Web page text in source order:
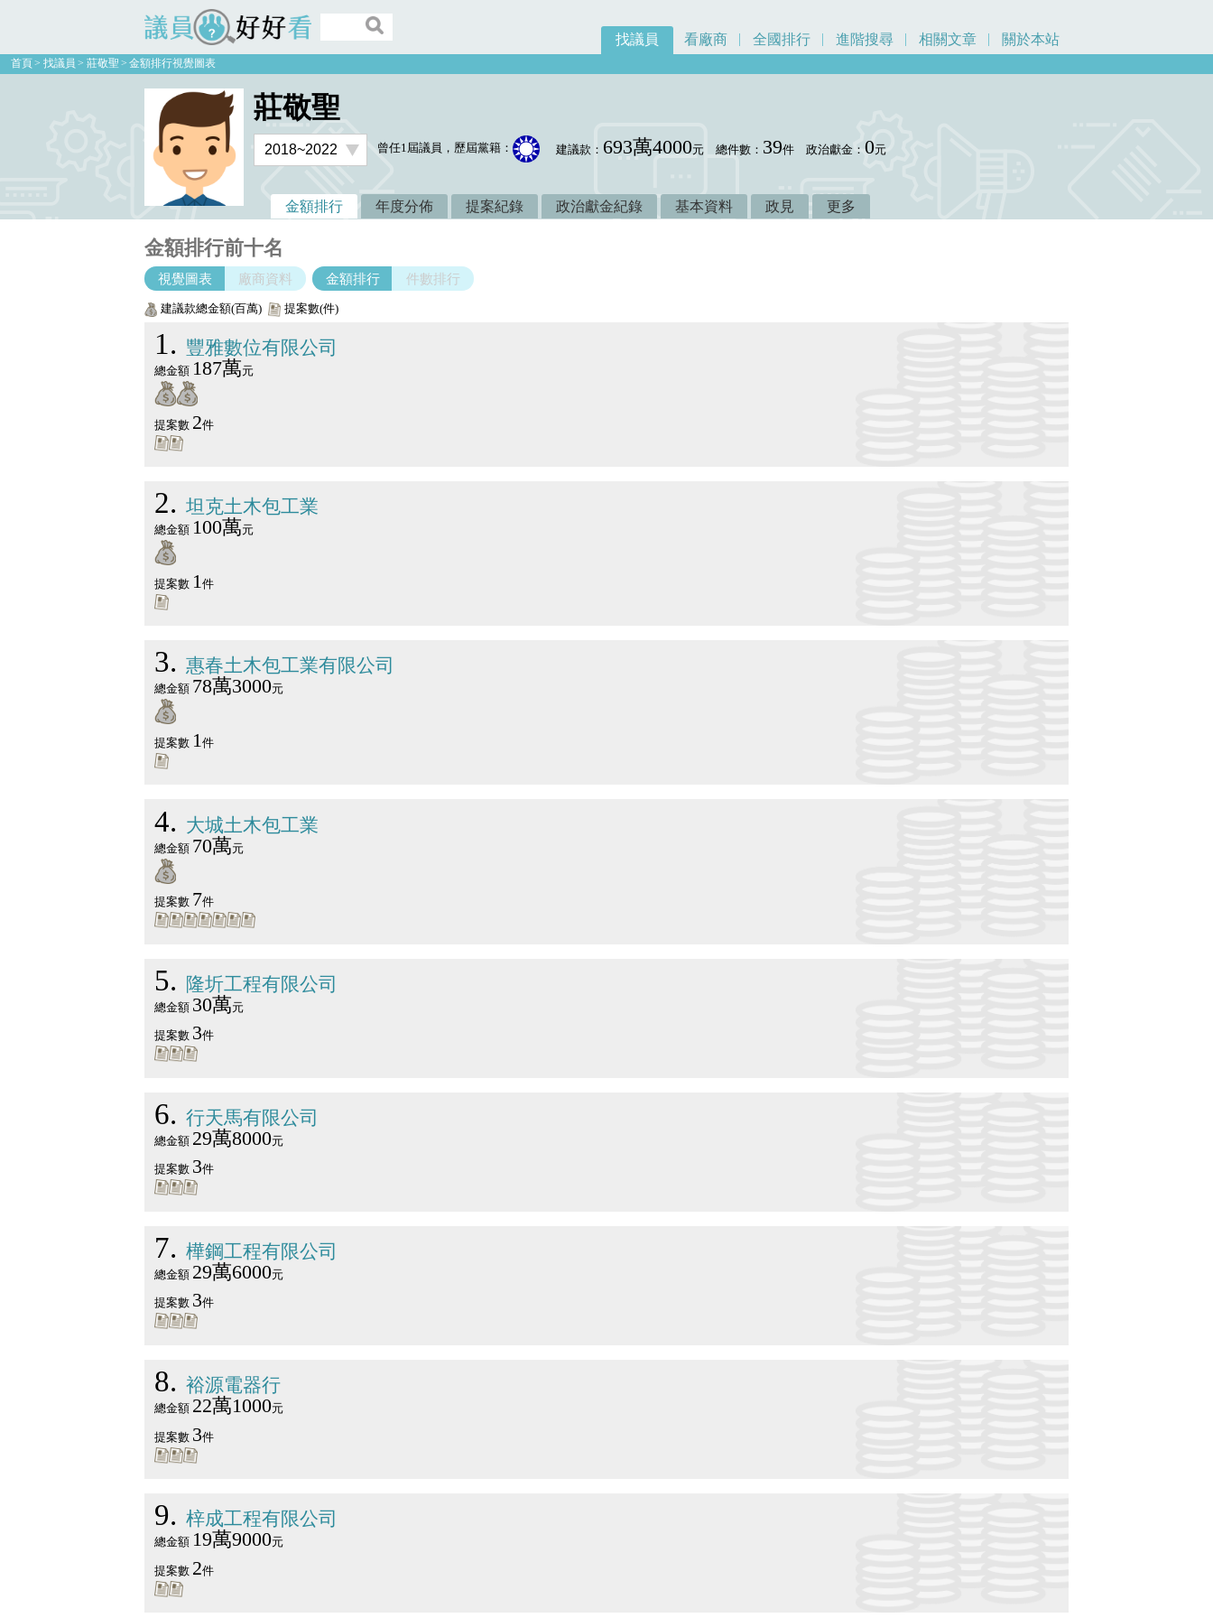
議員好好看
找議員 看廠商 全國排行 進階搜尋 相關文章 關於本站
首頁 找議員 莊敬聖 金額排行視覺圖表
莊敬聖
曾任1屆議員，歷屆黨籍： 建議款： 693萬4000元 總件數： 39件 政治獻金：0元
金額排行 年度分佈 提案紀錄 政治獻金紀錄 基本資料 政見 更多
金額排行前十名
視覺圖表 廠商資料 金額排行 件數排行
建議款總金額(百萬) 提案數(件)
1 豐雅數位有限公司
總金額 187萬元
提案數 2件
2 坦克土木包工業
總金額 100萬元
提案數 1件
3 惠春土木包工業有限公司
總金額 78萬3000元
提案數 1件
4 大城土木包工業
總金額 70萬元
提案數 7件
5 隆圻工程有限公司
總金額 30萬元
提案數 3件
6 行天馬有限公司
總金額 29萬8000元
提案數 3件
7 樺鋼工程有限公司
總金額 29萬6000元
提案數 3件
8 裕源電器行
總金額 22萬1000元
提案數 3件
9 梓成工程有限公司
總金額 19萬9000元
提案數 2件